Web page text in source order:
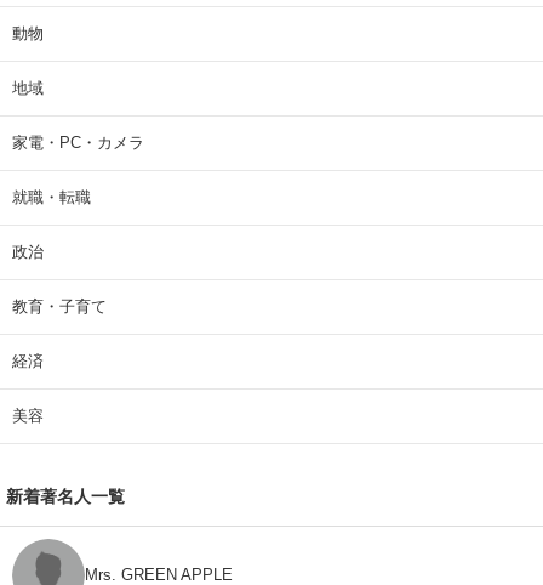
動物
地域
家電・PC・カメラ
就職・転職
政治
教育・子育て
経済
美容
新着著名人一覧
Mrs. GREEN APPLE